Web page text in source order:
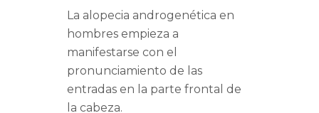
La alopecia androgenética en
hombres empieza a
manifestarse con el
pronunciamiento de las
entradas en la parte frontal de
la cabeza.